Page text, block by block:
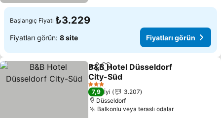
Başlangıç Fiyatı ₺3.229
Fiyatları görün: 8 site Fiyatları görün
PaylaşFavorilerime ekle
B&B Hotel Düsseldorf
City-Süd
Fiyatları görün
3 Yıldız
7,9 İyi
3.207
Düsseldorf
Balkonlu veya teraslı odalarFiyatları